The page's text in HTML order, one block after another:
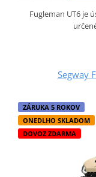
Fugleman UT6 je
Segway
ZÁRUKA 5 ROKOV
ONEDLHO SKLADOM
DOVOZ ZDARMA